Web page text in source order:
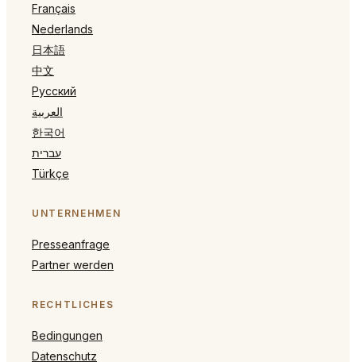
Français
Nederlands
日本語
中文
Русский
العربية
한국어
עברית
Türkçe
UNTERNEHMEN
Presseanfrage
Partner werden
RECHTLICHES
Bedingungen
Datenschutz